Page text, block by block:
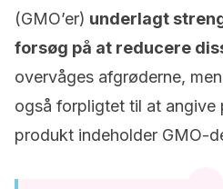
(GMO’er) underlagt
forsøg på at reducere
overvåges afgrøderne,
også forpligtet til at angive
produkt indeholder GMO-